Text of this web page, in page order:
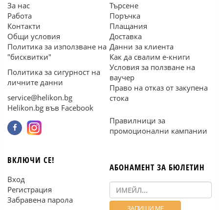
За нас
Работа
Контакти
Общи условия
Политика за използване на
"бисквитки"
Политика за сигурност на
личните данни
service@helikon.bg
Helikon.bg във Facebook
Търсене
Поръчка
Плащания
Доставка
Данни за клиента
Как да свалим е-книги
Условия за ползване на
ваучер
Право на отказ от закупена
стока
Правилници за
промоционални кампании
ВКЛЮЧИ СЕ!
Вход
Регистрация
Забравена парола
АБОНАМЕНТ ЗА БЮЛЕТИН